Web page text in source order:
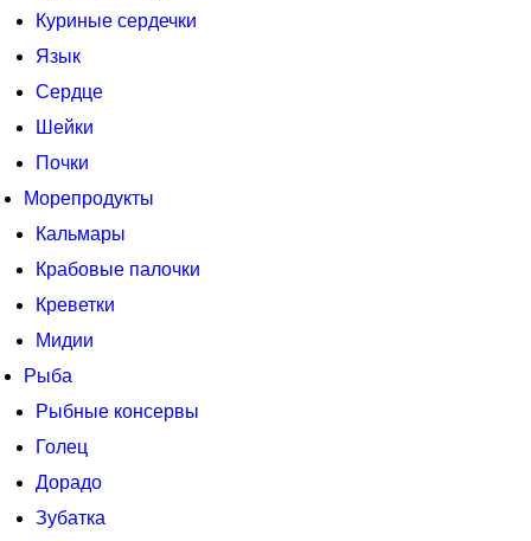
Куриные сердечки
Язык
Сердце
Шейки
Почки
Морепродукты
Кальмары
Крабовые палочки
Креветки
Мидии
Рыба
Рыбные консервы
Голец
Дорадо
Зубатка